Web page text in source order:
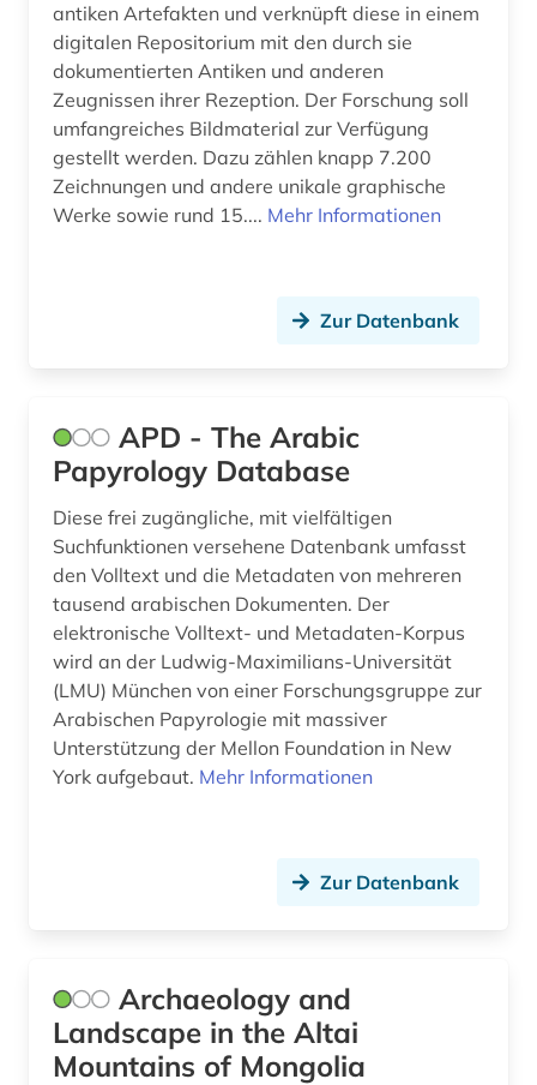
kartographie (1)
katalog (8)
keilschrift (1)
keramik (4)
kirchengeschichte (1)
klassische altertumswissenschaft (1)
klassische archäologie (14)
klassische studien (3)
kleinfunde (1)
kloster (1)
kolonial (1)
kolonialismus (1)
kolonie (1)
kulturanthropologie (2)
kulturdenkmal (1)
antiken Artefakten und verknüpft diese in einem
digitalen Repositorium mit den durch sie
dokumentierten Antiken und anderen
Zeugnissen ihrer Rezeption. Der Forschung soll
umfangreiches Bildmaterial zur Verfügung
gestellt werden. Dazu zählen knapp 7.200
Zeichnungen und andere unikale graphische
Werke sowie rund 15.... Mehr Informationen
Zur Datenbank
APD - The Arabic
Papyrology Database
Diese frei zugängliche, mit vielfältigen
Suchfunktionen versehene Datenbank umfasst
den Volltext und die Metadaten von mehreren
tausend arabischen Dokumenten. Der
elektronische Volltext- und Metadaten-Korpus
wird an der Ludwig-Maximilians-Universität
(LMU) München von einer Forschungsgruppe zur
Arabischen Papyrologie mit massiver
Unterstützung der Mellon Foundation in New
York aufgebaut. Mehr Informationen
Zur Datenbank
Archaeology and
Landscape in the Altai
Mountains of Mongolia